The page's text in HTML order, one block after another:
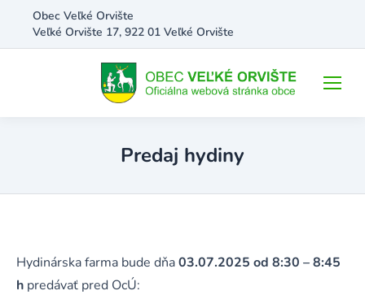
Obec Veľké Orvište
Veľké Orvište 17, 922 01 Veľké Orvište
Predaj hydiny
Hydinárska farma bude dňa03.07.2025 od 8:30 – 8:45
h predávať pred OcÚ: